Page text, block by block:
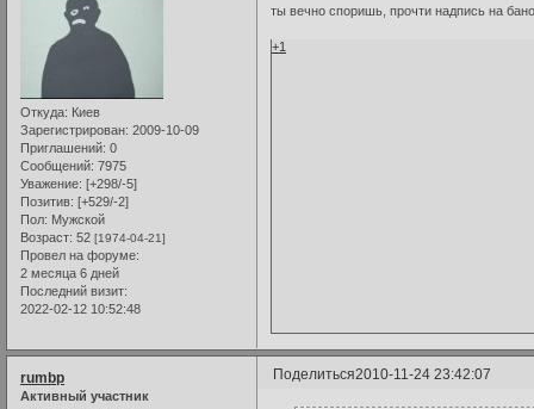
Откуда: Киев
Зарегистрирован: 2009-10-09
Приглашений: 0
Сообщений: 7975
Уважение: [+298/-5]
Позитив: [+529/-2]
Пол: Мужской
Возраст: 52 [1974-04-21]
Провел на форуме:
2 месяца 6 дней
Последний визит:
2022-02-12 10:52:48
ты вечно споришь, прочти надпись на
+1
Поделиться2010-11-24 23:42:07
rumbp
Активный участник